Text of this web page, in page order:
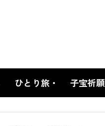
ひとり旅・ 子宝祈願